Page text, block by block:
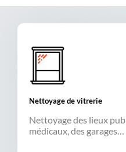
Nettoyage de vitrerie
Nettoyage des lieux
médicaux, des garages…